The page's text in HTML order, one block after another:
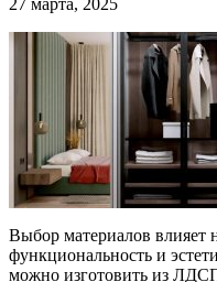
27 марта, 2025
Выбор материалов влияет
функциональность и
можно изготовить из